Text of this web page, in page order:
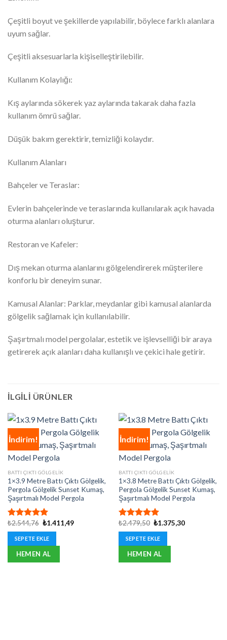
Çeşitli boyut ve şekillerde yapılabilir, böylece farklı alanlara
uyum sağlar.
Çeşitli aksesuarlarla kişiselleştirilebilir.
Kullanım Kolaylığı:
Kış aylarında sökerek yaz aylarında takarak daha fazla
kullanım ömrü sağlar.
Düşük bakım gerektirir, temizliği kolaydır.
Kullanım Alanları
Bahçeler ve Teraslar:
Evlerin bahçelerinde ve teraslarında kullanılarak açık havada
oturma alanları oluşturur.
Restoran ve Kafeler:
Dış mekan oturma alanlarını gölgelendirerek müşterilere
konforlu bir deneyim sunar.
Kamusal Alanlar: Parklar, meydanlar gibi kamusal alanlarda
gölgelik sağlamak için kullanılabilir.
Şaşırtmalı model pergolalar, estetik ve işlevselliği bir araya
getirerek açık alanları daha kullanışlı ve çekici hale getirir.
İLGILI ÜRÜNLER
İndirim!
BATTI ÇIKTI GÖLGELIK
1×3.9 Metre Battı Çıktı Gölgelik,
Pergola Gölgelik Sunset Kumaş,
Şaşırtmalı Model Pergola
5 üzerinden
5.00oy
aldı
₺2.544,76 Orijinal
₺2.544,76.
₺1.411,49Şu
SEPETE EKLE
HEMEN AL
İndirim!
BATTI ÇIKTI GÖLGELIK
1×3.8 Metre Battı Çıktı Gölgelik,
Pergola Gölgelik Sunset Kumaş,
Şaşırtmalı Model Pergola
5 üzerinden
5.00oy
aldı
₺2.479,50 Orijinal
₺2.479,50.
₺1.375,30Şu
SEPETE EKLE
HEMEN AL